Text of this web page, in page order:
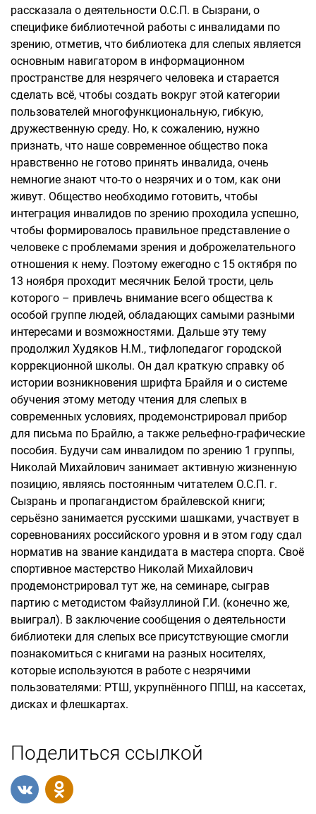
рассказала о деятельности О.С.П. в Сызрани, о
специфике библиотечной работы с инвалидами по
зрению, отметив, что библиотека для слепых является
основным навигатором в информационном
пространстве для незрячего человека и старается
сделать всё, чтобы создать вокруг этой категории
пользователей многофункциональную, гибкую,
дружественную среду. Но, к сожалению, нужно
признать, что наше современное общество пока
нравственно не готово принять инвалида, очень
немногие знают что-то о незрячих и о том, как они
живут. Общество необходимо готовить, чтобы
интеграция инвалидов по зрению проходила успешно,
чтобы формировалось правильное представление о
человеке с проблемами зрения и доброжелательного
отношения к нему. Поэтому ежегодно с 15 октября по
13 ноября проходит месячник Белой трости, цель
которого – привлечь внимание всего общества к
особой группе людей, обладающих самыми разными
интересами и возможностями. Дальше эту тему
продолжил Худяков Н.М., тифлопедагог городской
коррекционной школы. Он дал краткую справку об
истории возникновения шрифта Брайля и о системе
обучения этому методу чтения для слепых в
современных условиях, продемонстрировал прибор
для письма по Брайлю, а также рельефно-графические
пособия. Будучи сам инвалидом по зрению 1 группы,
Николай Михайлович занимает активную жизненную
позицию, являясь постоянным читателем О.С.П. г.
Сызрань и пропагандистом брайлевской книги;
серьёзно занимается русскими шашками, участвует в
соревнованиях российского уровня и в этом году сдал
норматив на звание кандидата в мастера спорта. Своё
спортивное мастерство Николай Михайлович
продемонстрировал тут же, на семинаре, сыграв
партию с методистом Файзуллиной Г.И. (конечно же,
выиграл). В заключение сообщения о деятельности
библиотеки для слепых все присутствующие смогли
познакомиться с книгами на разных носителях,
которые используются в работе с незрячими
пользователями: РТШ, укрупнённого ППШ, на кассетах,
дисках и флешкартах.
Поделиться ссылкой